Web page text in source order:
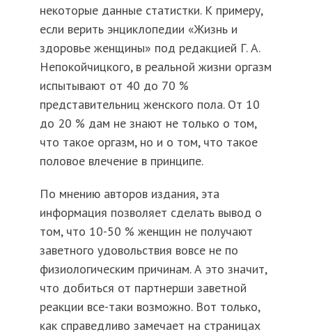
некоторые данные статистки. К примеру,
если верить энциклопедии «Жизнь и
здоровье женщины» под редакцией Г. А.
Непокойчицкого, в реальной жизни оргазм
испытывают от 40 до 70 %
представительниц женского пола. От 10
до 20 % дам не знают не только о том,
что такое оргазм, но и о том, что такое
половое влечение в принципе.
По мнению авторов издания, эта
информация позволяет сделать вывод о
том, что 10-50 % женщин не получают
заветного удовольствия вовсе не по
физиологическим причинам. А это значит,
что добиться от партнерши заветной
реакции все-таки возможно. Вот только,
как справедливо замечает на страницах